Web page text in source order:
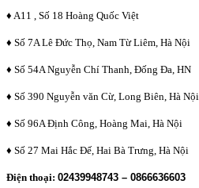
♦ A11 , Số 18 Hoàng Quốc Việt
♦ Số 7A Lê Đức Thọ, Nam Từ Liêm, Hà Nội
♦ Số 54A Nguyễn Chí Thanh, Đống Đa, HN
♦ Số 390 Nguyễn văn Cừ, Long Biên, Hà Nội
♦ Số 96A Định Công, Hoàng Mai, Hà Nội
♦ Số 27 Mai Hắc Đế, Hai Bà Trưng, Hà Nội
Điện thoại: 02439948743 – 0866636603